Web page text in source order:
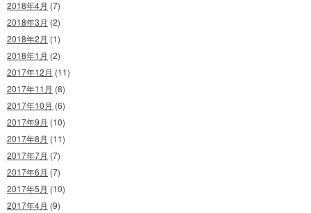
2018年4月 (7)
2018年3月 (2)
2018年2月 (1)
2018年1月 (2)
2017年12月 (11)
2017年11月 (8)
2017年10月 (6)
2017年9月 (10)
2017年8月 (11)
2017年7月 (7)
2017年6月 (7)
2017年5月 (10)
2017年4月 (9)